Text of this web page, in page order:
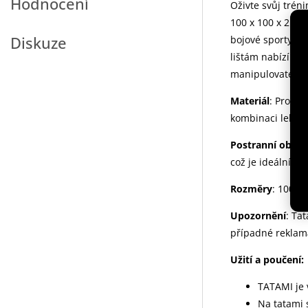
Diskuze
Oživte svůj
100 x 100 x 2
bojové sporty.
lištám nabízí
Materiál:
kombinaci
Postranní
což je ideální
Rozměry: 100 x
Upozornění:
případné
Užití a poučení:
TATAMI je
Na tatami